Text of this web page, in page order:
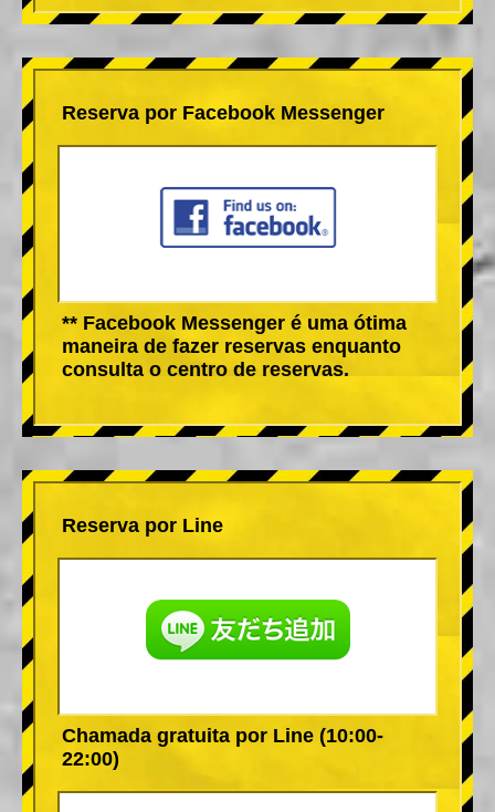
Reserva por Facebook Messenger
** Facebook Messenger é uma ótima
maneira de fazer reservas enquanto
consulta o centro de reservas.
Reserva por Line
Chamada gratuita por Line (10:00-
22:00)